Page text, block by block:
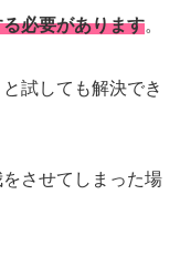
必要があります。
試しても解決でき
させてしまった場